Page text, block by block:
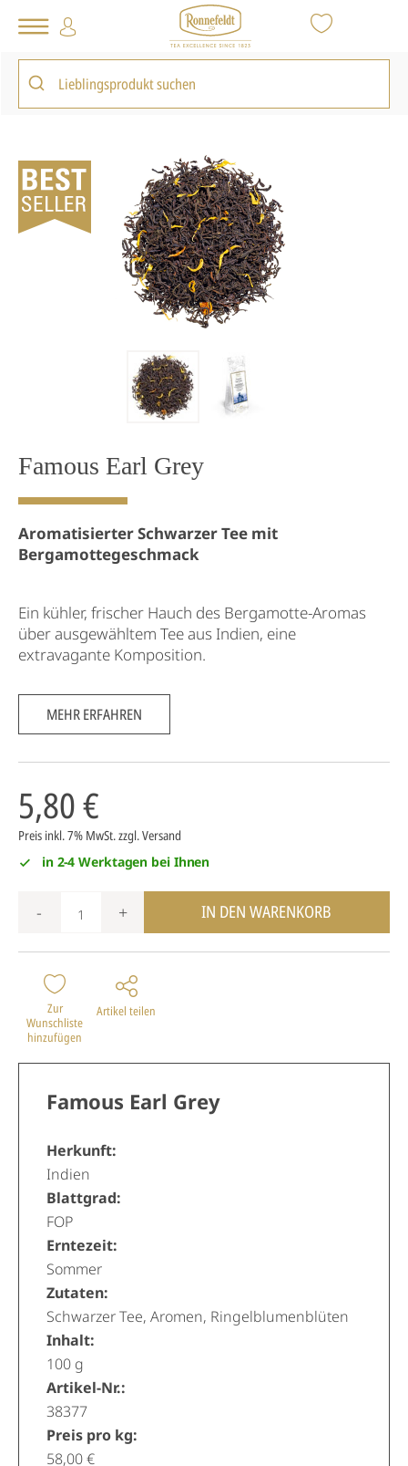
Tee Shop
Famous Earl Grey
zurück zur Startseite
Famous Earl Grey
Aromatisierter Schwarzer Tee mit
Bergamottegeschmack
Ein kühler, frischer Hauch des Bergamotte-Aromas
über ausgewähltem Tee aus Indien, eine
extravagante Komposition.
MEHR ERFAHREN
5,80 €
Preis inkl. 7% MwSt.zzgl. Versand
in 2-4 Werktagen bei Ihnen
+
- IN DEN WARENKORB
Zur
Wunschliste
hinzufügen
Artikel teilen
Famous Earl Grey
Herkunft:
Indien
Blattgrad:
FOP
Erntezeit:
Sommer
Zutaten:
Schwarzer Tee, Aromen, Ringelblumenblüten
Inhalt:
100 g
Artikel-Nr.:
38377
Preis pro kg:
58,00 €